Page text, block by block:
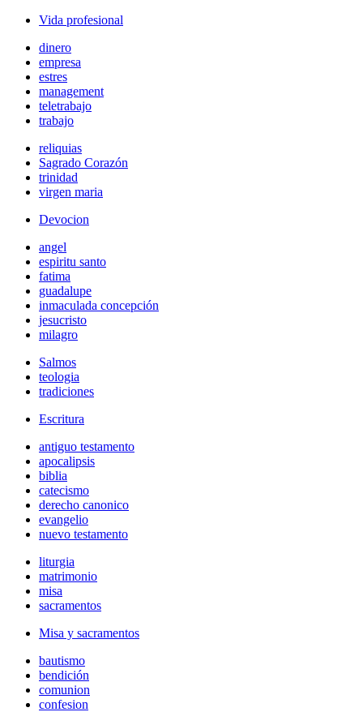
Vida profesional
dinero
empresa
estres
management
teletrabajo
trabajo
reliquias
Sagrado Corazón
trinidad
virgen maria
Devocion
angel
espiritu santo
fatima
guadalupe
inmaculada concepción
jesucristo
milagro
Salmos
teologia
tradiciones
Escritura
antiguo testamento
apocalipsis
biblia
catecismo
derecho canonico
evangelio
nuevo testamento
liturgia
matrimonio
misa
sacramentos
Misa y sacramentos
bautismo
bendición
comunion
confesion